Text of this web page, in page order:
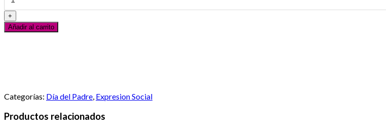
cantidad
Añadir al carrito
Categorías: Día del Padre, Expresion Social
Productos relacionados